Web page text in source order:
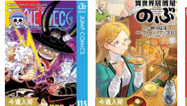
今週入荷 今週入荷